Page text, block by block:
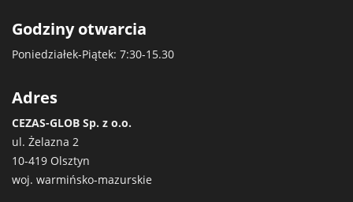
Godziny otwarcia
Poniedziałek-Piątek: 7:30-15.30
Adres
CEZAS-GLOB Sp. z o.o.
ul. Żelazna 2
10-419 Olsztyn
woj. warmińsko-mazurskie